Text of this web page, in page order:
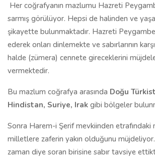
Her coğrafyanın mazlumu Hazreti
sarmış görülüyor. Hepsi de halinden ve
şikayette bulunmaktadır. Hazreti
ederek onları dinlemekte ve sabırlarının
halde (zümera) cennete gireceklerini
vermektedir.
Bu mazlum coğrafya arasında Doğu
Hindistan, Suriye, Irak gibi bölgeler
Sonra Harem-i Şerif mevkiinden etrafındaki
milletlere zaferin yakın olduğunu
zaman diye soran birisine sabır tavsiye